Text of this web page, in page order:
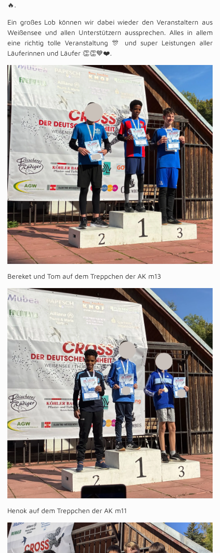
🔥.
Ein großes Lob können wir dabei wieder den Veranstaltern aus
Weißensee und allen Unterstützern aussprechen. Alles in allem
eine richtig tolle Veranstaltung 🎊 und super Leistungen aller
Läuferinnen und Läufer 👏👏💙❤️.
Bereket und Tom auf dem Treppchen der AK m13
Henok auf dem Treppchen der AK m11